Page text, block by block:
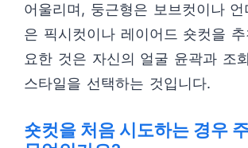
어울리며, 둥근형은 보브컷이나 언
은 픽시컷이나 레이어드 숏컷을
요한 것은 자신의 얼굴 윤곽과 조
스타일을 선택하는 것입니다.
숏컷을 처음 시도하는 경우